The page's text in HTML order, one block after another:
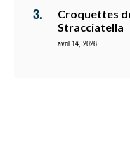
Croquettes
Stracciatella
avril 14, 2026